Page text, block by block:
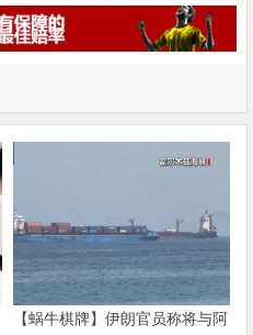
【蜗牛棋牌】伊朗官员称将与阿